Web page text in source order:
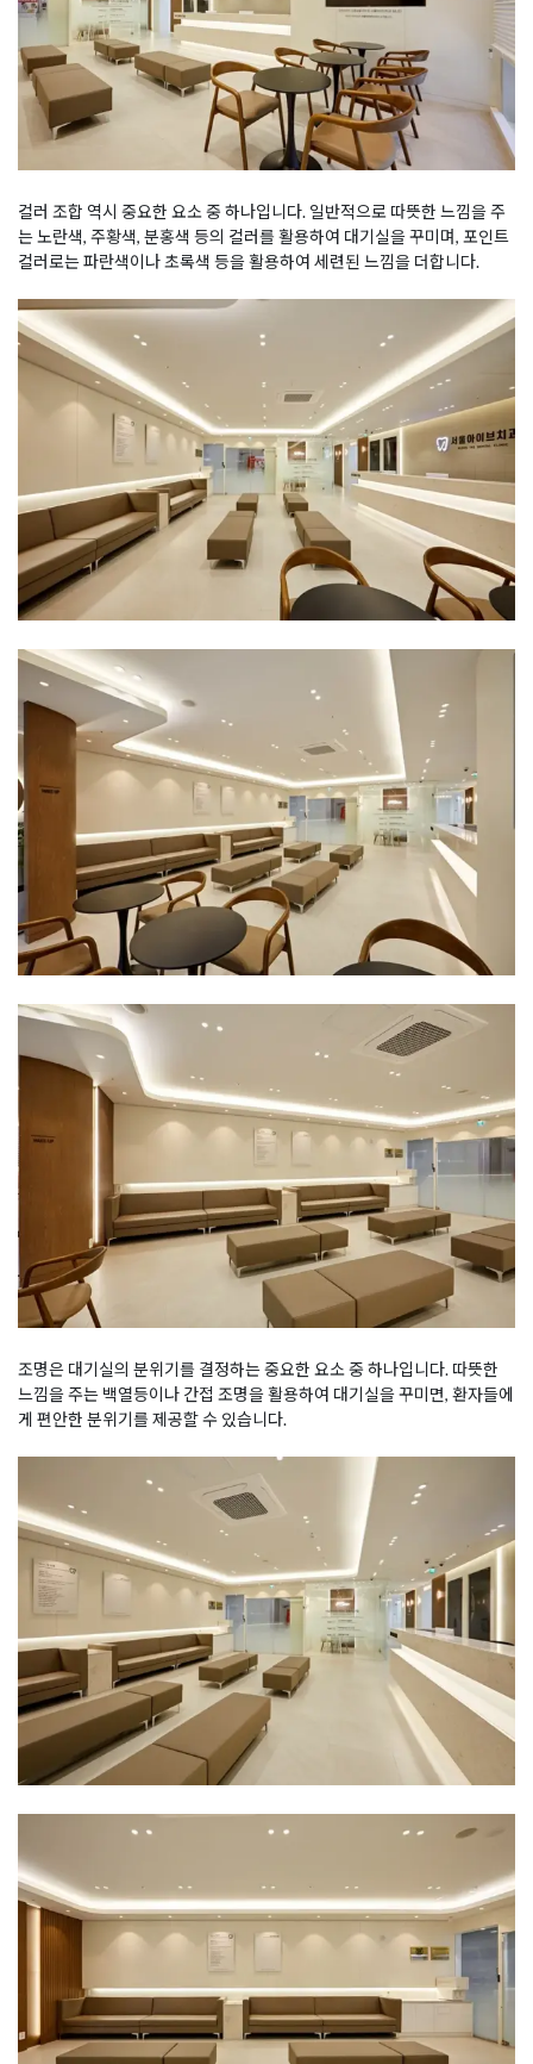
컬러 조합 역시 중요한 요소 중 하나입니다. 일반적으로 따뜻한 느낌을 주
는 노란색, 주황색, 분홍색 등의 컬러를 활용하여 대기실을 꾸미며, 포인트
컬러로는 파란색이나 초록색 등을 활용하여 세련된 느낌을 더합니다.
조명은 대기실의 분위기를 결정하는 중요한 요소 중 하나입니다. 따뜻한
느낌을 주는 백열등이나 간접 조명을 활용하여 대기실을 꾸미면, 환자들에
게 편안한 분위기를 제공할 수 있습니다.